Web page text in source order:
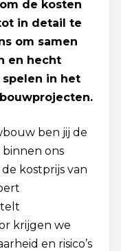
de kosten
in detail te
om samen
en hecht
in het
ben jij de
ons
kostprijs van
krijgen we
en risico’s